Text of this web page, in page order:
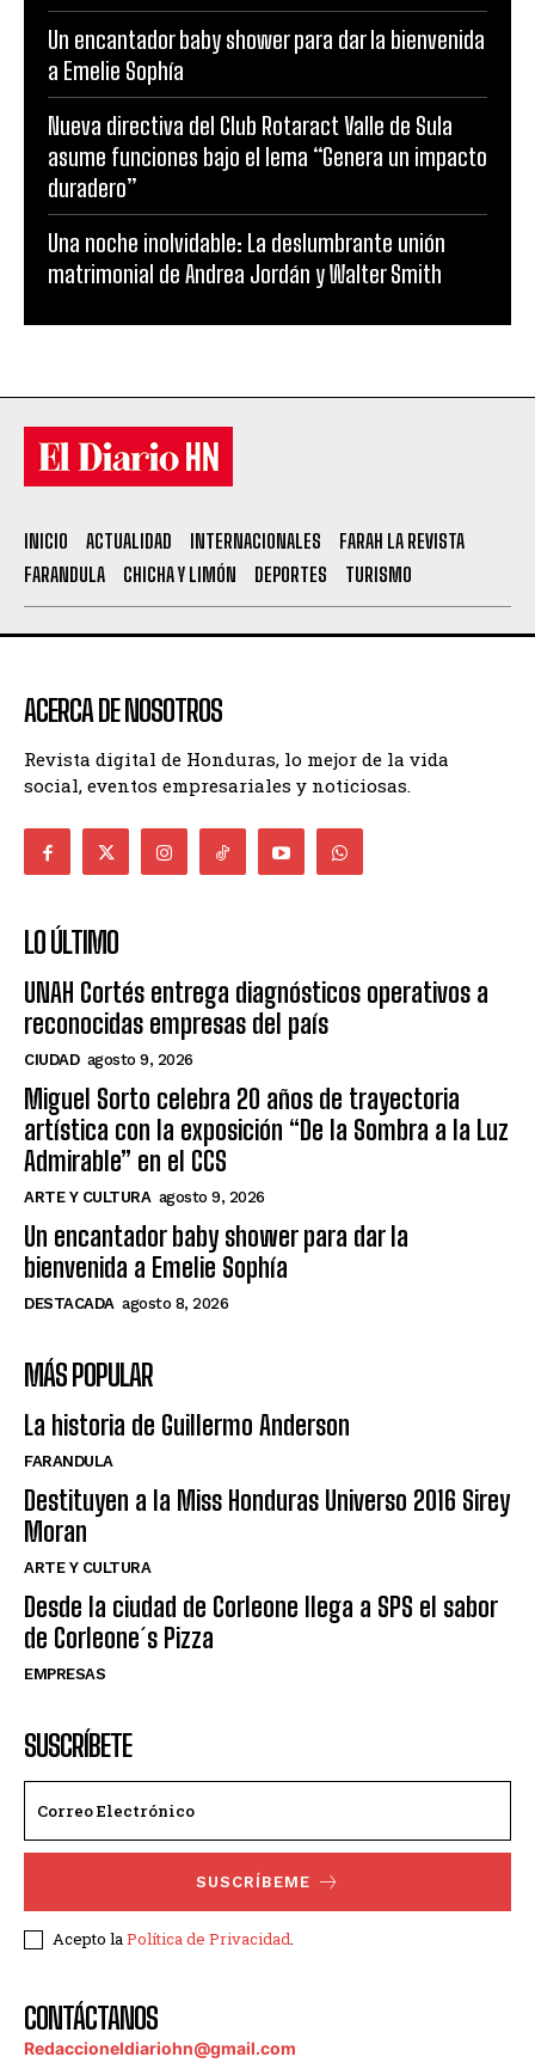
Un encantador baby shower para dar la bienvenida
a Emelie Sophía
Nueva directiva del Club Rotaract Valle de Sula
asume funciones bajo el lema “Genera un impacto
duradero”
Una noche inolvidable: La deslumbrante unión
matrimonial de Andrea Jordán y Walter Smith
INICIO ACTUALIDAD INTERNACIONALES
FARAH LA REVISTA
FARANDULA
CHICHA Y LIMÓN DEPORTES TURISMO
ACERCA DE NOSOTROS
Revista digital de Honduras, lo mejor de la vida
social, eventos empresariales y noticiosas.
LO ÚLTIMO
UNAH Cortés entrega diagnósticos operativos a
reconocidas empresas del país
CIUDAD agosto 9, 2026
Miguel Sorto celebra 20 años de trayectoria
artística con la exposición “De la Sombra a la Luz
Admirable” en el CCS
ARTE Y CULTURA agosto 9, 2026
Un encantador baby shower para dar la
bienvenida a Emelie Sophía
DESTACADA agosto 8, 2026
MÁS POPULAR
La historia de Guillermo Anderson
FARANDULA
Destituyen a la Miss Honduras Universo 2016 Sirey
Moran
ARTE Y CULTURA
Desde la ciudad de Corleone llega a SPS el sabor
de Corleone´s Pizza
EMPRESAS
SUSCRÍBETE
SUSCRÍBEME
Acepto la Política de Privacidad
CONTÁCTANOS
Redaccioneldiariohn@gmail.com